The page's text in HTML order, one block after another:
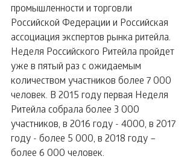
промышленности и торговли
Российской Федерации и Российская
ассоциация экспертов рынка ритейла.
Неделя Российского Ритейла пройдет
уже в пятый раз с ожидаемым
количеством участников более 7 000
человек. В 2015 году первая Неделя
Ритейла собрала более 3 000
участников, в 2016 году - 4000, в 2017
году - более 5 000, в 2018 году –
более 6 000 человек.